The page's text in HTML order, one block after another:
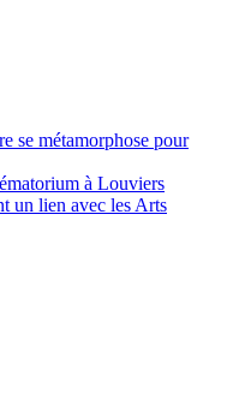
se métamorphose pour
à Louviers
un lien avec les Arts